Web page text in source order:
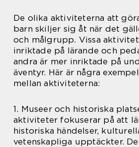
De olika aktiviteterna att
barn skiljer sig åt när det
och målgrupp. Vissa
inriktade på lärande och
andra är mer inriktade på
äventyr. Här är några
mellan aktiviteterna:
1. Museer och historiska
aktiviteter fokuserar på att
historiska händelser,
vetenskapliga upptäckter.